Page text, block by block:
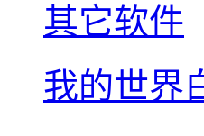
其它软件
我的世界